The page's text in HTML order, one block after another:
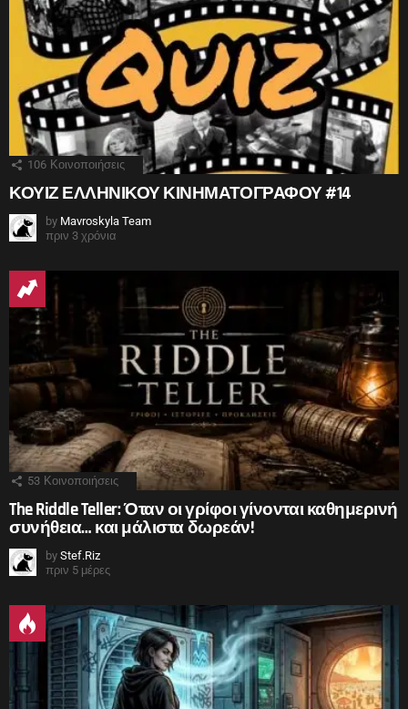
106 Κοινοποιήσεις
ΚΟΥΙΖ ΕΛΛΗΝΙΚΟΥ ΚΙΝΗΜΑΤΟΓΡΑΦΟΥ #14
by Mavroskyla Team
πριν 3 χρόνια
53 Κοινοποιήσεις
The Riddle Teller: Όταν οι γρίφοι γίνονται καθημερινή
συνήθεια… και μάλιστα δωρεάν!
by Stef.Riz
πριν 5 μέρες